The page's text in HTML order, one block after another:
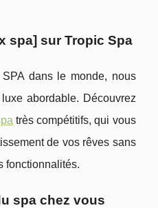
spa] sur Tropic Spa
dans le monde, nous
abordable. Découvrez
très compétitifs, qui vous
de vos rêves sans
fonctionnalités.
spa chez vous